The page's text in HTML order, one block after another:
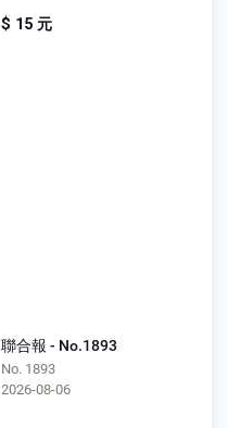
$ 15 元
聯合報 - No.1893
No. 1893
2026-08-06